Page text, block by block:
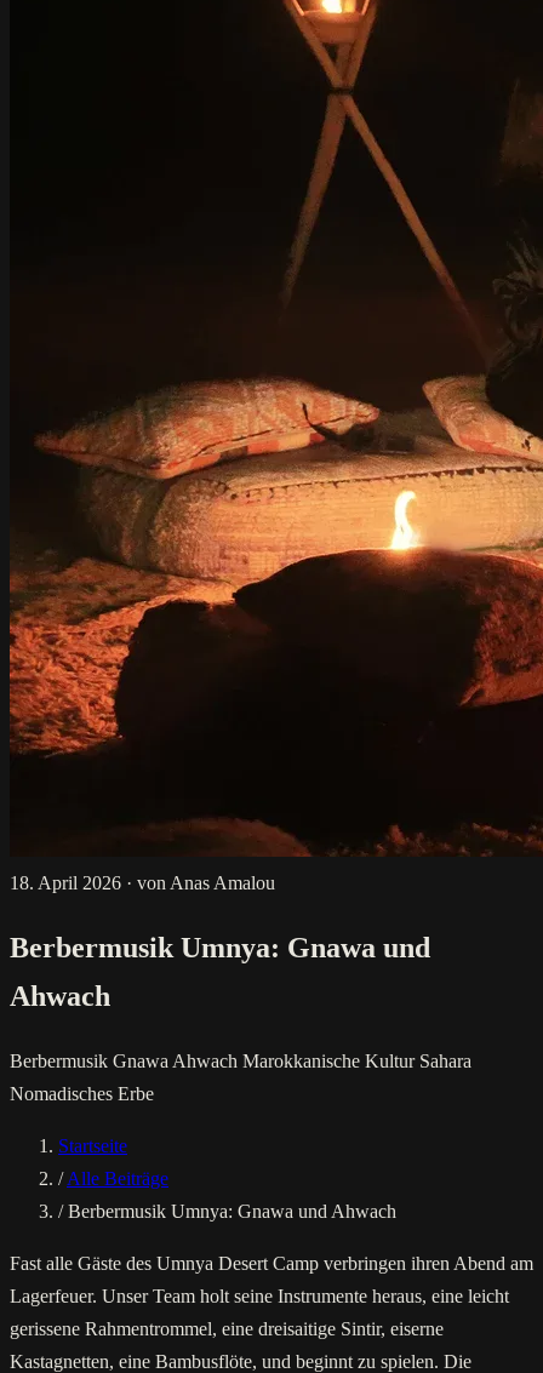
18. April 2026 · von Anas Amalou
Berbermusik Umnya: Gnawa und
Ahwach
Berbermusik Gnawa Ahwach Marokkanische Kultur Sahara
Nomadisches Erbe
Startseite
/ Alle Beiträge
/ Berbermusik Umnya: Gnawa und Ahwach
Fast alle Gäste des Umnya Desert Camp verbringen ihren Abend am
Lagerfeuer. Unser Team holt seine Instrumente heraus, eine leicht
gerissene Rahmentrommel, eine dreisaitige Sintir, eiserne
Kastagnetten, eine Bambusflöte, und beginnt zu spielen. Die